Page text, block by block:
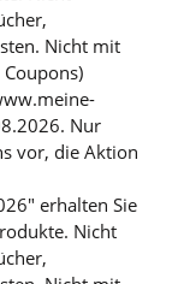
Nicht mit
Nur
vor, die Aktion
erhalten Sie
Nicht